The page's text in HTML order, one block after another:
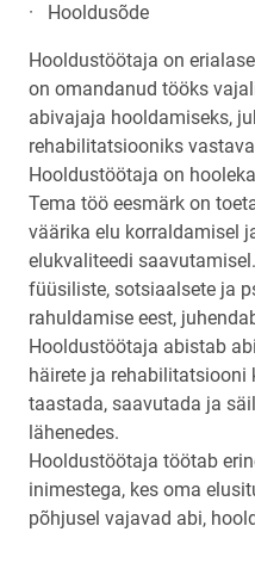
· Hooldusõde
Hooldustöötaja on
on omandanud tööks
abivajaja hooldamiseks,
rehabilitatsiooniks
Hooldustöötaja on
Tema töö eesmärk on
väärika elu korraldamisel
elukvaliteedi
füüsiliste, sotsiaalsete ja
rahuldamise eest,
Hooldustöötaja abistab
häirete ja rehabilitatsiooni
taastada, saavutada ja
lähenedes.
Hooldustöötaja töötab
inimestega, kes oma
põhjusel vajavad abi,